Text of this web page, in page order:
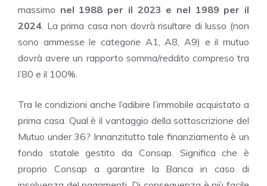
massimo nel 1988 per il 2023 e nel 1989 per il
2024 . La prima casa non dovrà risultare di lusso (non
sono ammesse le categorie A1, A8, A9) e il mutuo
dovrà avere un rapporto somma/reddito compreso tra
l’80 e il 100%.
Tra le condizioni anche l’adibire l’immobile acquistato a
prima casa. Qual è il vantaggio della sottoscrizione del
Mutuo under 36? Innanzitutto tale finanziamento è un
fondo statale gestito da Consap. Significa che è
proprio Consap a garantire la Banca in caso di